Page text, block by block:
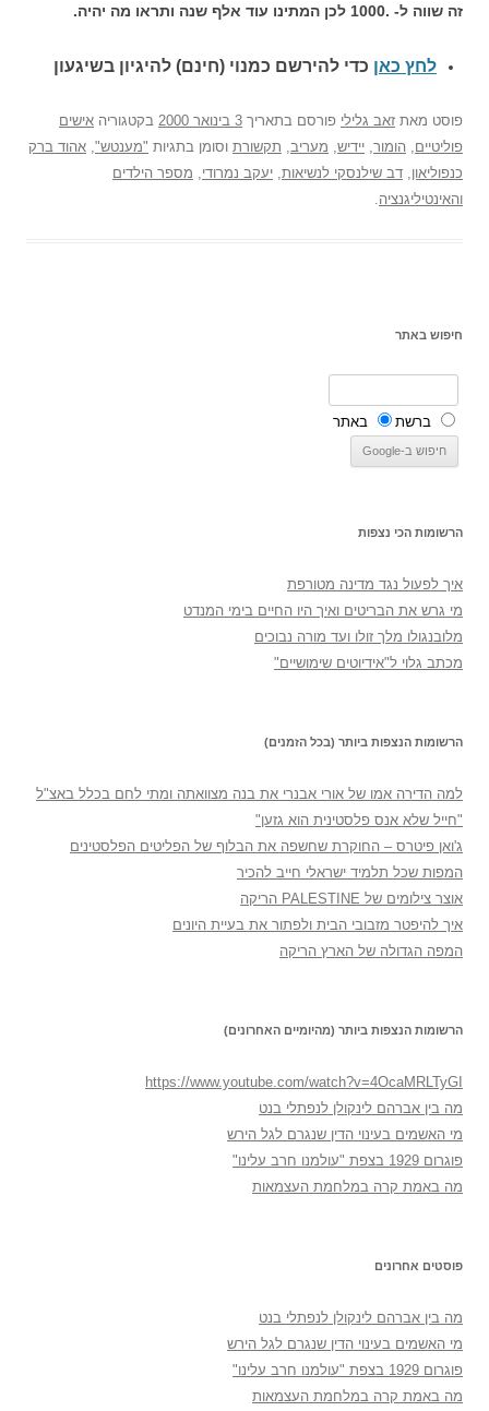
זה שווה ל- .1000 לכן המתינו עוד אלף שנה ותראו מה יהיה.
לחץ כאן כדי להירשם כמנוי (חינם) להיגיון בשיגעון
פוסט מאת זאב גלילי פורסם בתאריך 3 בינואר 2000 בקטגוריה אישים
פוליטיים הומור יידיש מעריב תקשורת וסומן בתגיות "מענטש" אהוד ברק
כנפוליאון דב שילנסקי לנשיאות יעקב נמרודי
מספר הילדים
והאינטיליגנציה
חיפוש באתר
ברשת באתר
הרשומות הכי נצפות
איך לפעול נגד מדינה מטורפת
מי גרש את הבריטים ואיך היו החיים בימי המנדט
מלובנגולו מלך זולו ועד מורה נבוכים
מכתב גלוי ל"אידיוטים שימושיים"
הרשומות הנצפות ביותר (בכל הזמנים)
למה הדירה אמו של אורי אבנרי את בנה מצוואתה ומתי לחם בכלל באצ"ל
"חייל שלא אנס פלסטינית הוא גזען"
ג'ואן פיטרס – החוקרת שחשפה את הבלוף של הפליטים הפלסטינים
המפות שכל תלמיד ישראלי חייב להכיר
אוצר צילומים של PALESTINE הריקה
איך להיפטר מזבובי הבית ולפתור את בעיית היונים
המפה הגדולה של הארץ הריקה
הרשומות הנצפות ביותר (מהיומיים האחרונים)
https://www.youtube.com/watch?v=4OcaMRLTyGI
מה בין אברהם לינקולן לנפתלי בנט
מי האשמים בעינוי הדין שנגרם לגל הירש
פוגרום 1929 בצפת "עולמנו חרב עלינו"
מה באמת קרה במלחמת העצמאות
פוסטים אחרונים
מה בין אברהם לינקולן לנפתלי בנט
מי האשמים בעינוי הדין שנגרם לגל הירש
פוגרום 1929 בצפת "עולמנו חרב עלינו"
מה באמת קרה במלחמת העצמאות